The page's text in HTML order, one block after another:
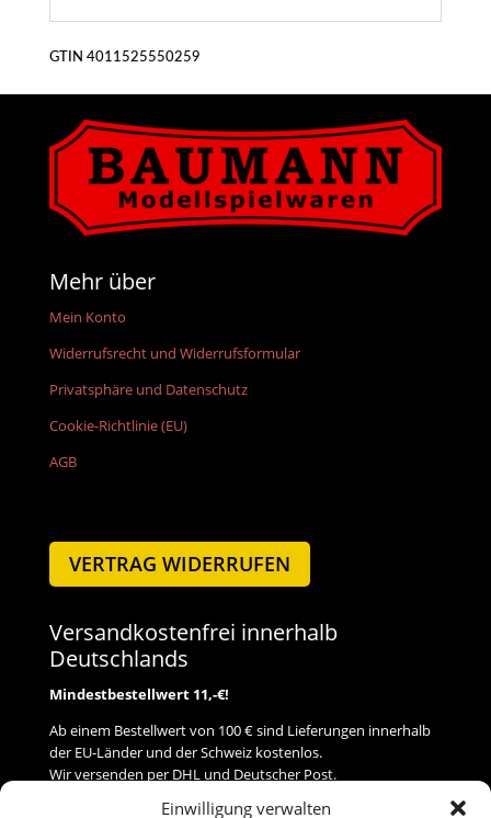
Einwilligung verwalten
GTIN 4011525550259
Mehr über
Mein Konto
Widerrufsrecht und Widerrufsformular
Privatsphäre und Datenschutz
Cookie-Richtlinie (EU)
AGB
VERTRAG WIDERRUFEN
Versandkostenfrei innerhalb
Deutschlands
Mindestbestellwert 11,-€!
Ab einem Bestellwert von 100 € sind Lieferungen innerhalb
der EU-Länder und der Schweiz kostenlos.
Wir versenden per DHL und Deutscher Post.